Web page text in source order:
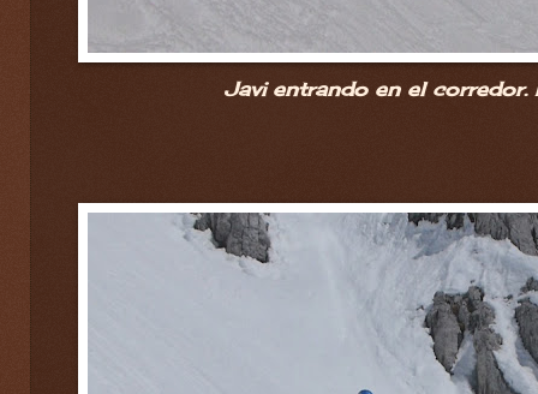
Javi entrando en el corredor.